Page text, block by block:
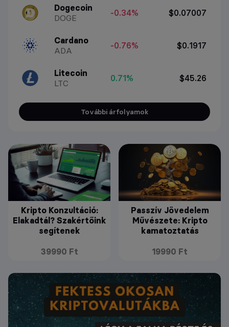
Dogecoin
DOGE
-0.34% $0.07007
Cardano
ADA
-0.76% $0.1917
Litecoin
LTC
0.71% $45.26
További árfolyamok
Kripto Konzultáció:
Elakadtál? Szakértőink
segítenek
39990 Ft
Passzív Jövedelem
Művészete: Kripto
kamatoztatás
19990 Ft